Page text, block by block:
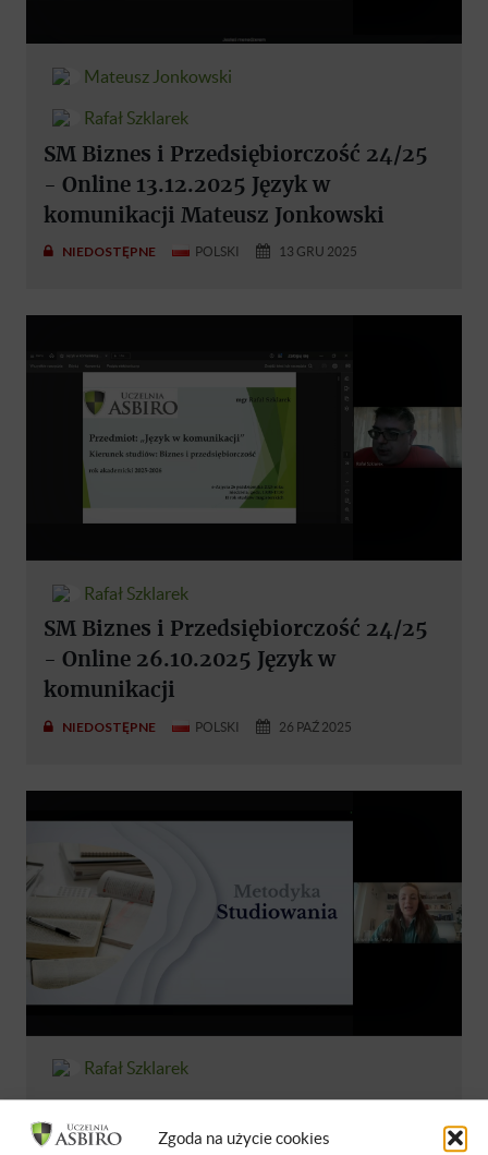
Zgoda na użycie cookies
Mateusz Jonkowski
Rafał Szklarek
SM Biznes i Przedsiębiorczość 24/25
- Online 13.12.2025 Język w
komunikacji Mateusz Jonkowski
NIEDOSTĘPNE POLSKI 13 GRU 2025
Rafał Szklarek
SM Biznes i Przedsiębiorczość 24/25
- Online 26.10.2025 Język w
komunikacji
NIEDOSTĘPNE POLSKI 26 PAŹ 2025
Rafał Szklarek
Metodyka studiowania